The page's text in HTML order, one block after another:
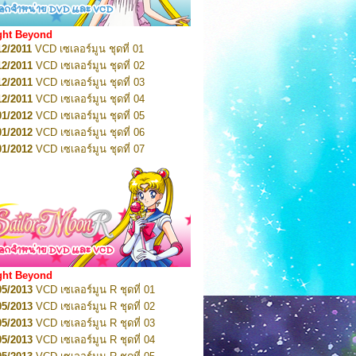
2016VCD เซเลอร์มูน คริสตัล VOL.13
2016DVD เซเลอร์มูน คริสตัล VOL.1
2016DVD เซเลอร์มูน คริสตัล VOL.2
2016 DVD เซเลอร์มูน คริสตัล VOL.3
2016 DVD เซเลอร์มูน คริสตัล VOL.4
2016 DVD เซเลอร์มูน คริสตัล VOL.5
2016 DVD เซเลอร์มูน คริสตัล VOL.6
2016DVD เซเลอร์มูน คริสตัล VOL.7
2016DVD เซเลอร์มูน คริสตัล VOL.8
2017 DVD เซเลอร์มูน คริสตัล Box-Set
Beyond
2011 VCD เซเลอร์มูน ชุดที่ 01
2011 VCD เซเลอร์มูน ชุดที่ 02
2011 VCD เซเลอร์มูน ชุดที่ 03
2011 VCD เซเลอร์มูน ชุดที่ 04
2012 VCD เซเลอร์มูน ชุดที่ 05
2012 VCD เซเลอร์มูน ชุดที่ 06
2012 VCD เซเลอร์มูน ชุดที่ 07
VCD เซเลอร์มูน ชุดที่ 08
VCD เซเลอร์มูน ชุดที่ 09
VCD เซเลอร์มูน ชุดที่ 10
2012VCD เซเลอร์มูน ชุดที่ 11
2012VCD เซเลอร์มูน ชุดที่ 12
2012VCD เซเลอร์มูน ชุดที่ 13
2012VCD เซเลอร์มูน ชุดที่ 14
2012 VCD เซเลอร์มูน ชุดที่ 15
2012 VCD เซเลอร์มูน ชุดที่ 16
2012 VCD เซเลอร์มูน ชุดที่ 17
2012 VCD เซเลอร์มูน ชุดที่ 18
2012 VCD เซเลอร์มูน ชุดที่ 19
Beyond
2013 VCD เซเลอร์มูน R ชุดที่ 01
2013 VCD เซเลอร์มูน R ชุดที่ 02
2013 VCD เซเลอร์มูน R ชุดที่ 03
2013 VCD เซเลอร์มูน R ชุดที่ 04